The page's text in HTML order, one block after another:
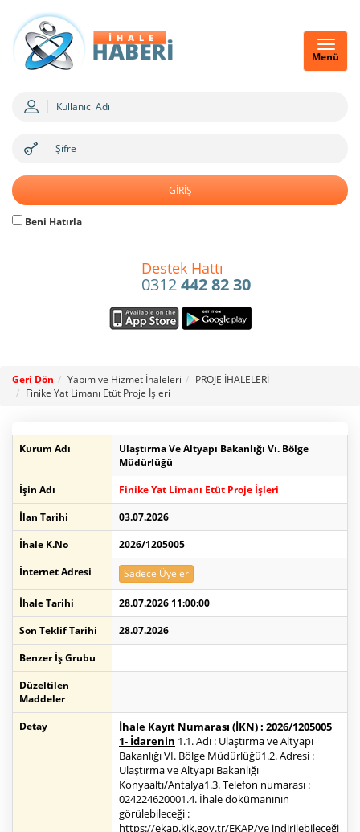
Menü
Beni Hatırla
Destek Hattı
0312442 82 30
Geri Dön Yapım ve Hizmet İhaleleri
PROJE İHALELERİ
Finike Yat Limanı Etüt Proje İşleri
Kurum Adı
Ulaştırma Ve Altyapı Bakanlığı Vı. Bölge
Müdürlüğü
İşin Adı
Finike Yat Limanı Etüt Proje İşleri
İlan Tarihi
03.07.2026
İhale K.No
2026/1205005
İnternet Adresi
Sadece Üyeler
İhale Tarihi
28.07.2026 11:00:00
Son Teklif Tarihi
28.07.2026
Benzer İş Grubu
Düzeltilen
Maddeler
Detay
İhale Kayıt Numarası (İKN) : 2026/1205005
1- İdarenin 1.1. Adı : Ulaştırma ve Altyapı
Bakanlığı VI. Bölge Müdürlüğü1.2. Adresi :
Ulaştırma ve Altyapı Bakanlığı
Konyaaltı/Antalya1.3. Telefon numarası :
024224620001.4. İhale dokümanının
görülebileceği :
https://ekap.kik.gov.tr/EKAP/ve indirilebileceği